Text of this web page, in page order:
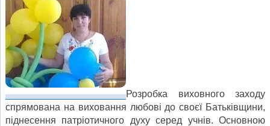
Розробка виховного заходу
спрямована на виховання любові до своєї Батьківщини,
піднесення патріотичного духу серед учнів. Основною